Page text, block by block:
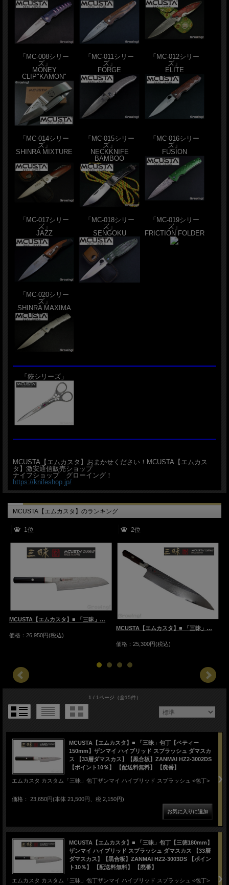
「MC-008シリー
ズ」
MONEY
CLIP"KAMON"
「MC-011シリー
ズ」
FORGE
「MC-012シリー
ズ」
ELITE
「MC-014シリー
ズ」
SHINRA MIXTURE
「MC-015シリー
ズ」
NECKKNIFE
BAMBOO
「MC-016シリー
ズ」
FUSION
「MC-017シリー
ズ」
JAZZ
「MC-018シリー
ズ」
SENGOKU
「MC-019シリー
ズ」
FRICTION FOLDER
「MC-020シリー
ズ」
SHINRA MAXIMA
「鋏シリーズ」
MCUSTA【エムカスタ】おまかせください！MCUSTA【エムカス
タ】激安通信販売ショップ
ナイフショップ グローイング！
https://knifeshop.jp/
MCUSTA【エムカスタ】のランキング
1位
MCUSTA【エムカスタ】■ 「三昧」…
価格：26,950円(税込)
2位
MCUSTA【エムカスタ】■ 「三昧」…
価格：25,300円(税込)
1 / 1ページ （全15件）
MCUSTA【エムカスタ】■ 「三昧」包丁【ペティー
150mm】ザンマイ ハイブリッド スプラッシュ ダマスカ
ス 【33層ダマスカス】【黒合板】ZANMAI HZ2-3002DS
【ポイント10％】 【配送料無料】 【廃番】
エムカスタ カスタム「三昧」包丁ザンマイ ハイブリッド スプラッシュ <包丁>
価格： 23,650円(本体 21,500円、税 2,150円)
MCUSTA【エムカスタ】■ 「三昧」包丁【三徳180mm】
ザンマイ ハイブリッド スプラッシュ ダマスカス 【33層
ダマスカス】【黒合板】ZANMAI HZ2-3003DS 【ポイン
ト10％】 【配送料無料】 【廃番】
エムカスタ カスタム「三昧」包丁ザンマイ ハイブリッド スプラッシュ <包丁>